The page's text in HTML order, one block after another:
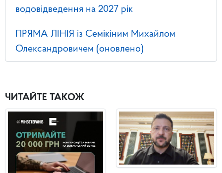
водовідведення на 2027 рік
ПРЯМА ЛІНІЯ із Семікіним Михайлом
Олександровичем (оновлено)
ЧИТАЙТЕ ТАКОЖ